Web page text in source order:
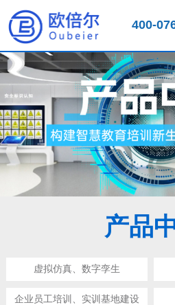
400-
产品
虚拟仿真、数字孪生
企业员工培训、实训基地建设